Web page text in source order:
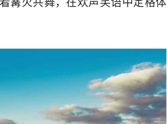
篝火共舞，在欢声笑语中定格体